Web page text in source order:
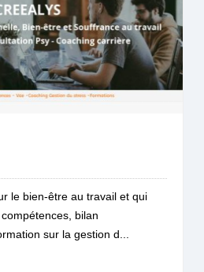
le bien-être au travail et qui
bilan
sur la gestion d...